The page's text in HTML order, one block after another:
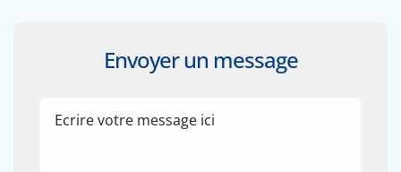
Envoyer un message